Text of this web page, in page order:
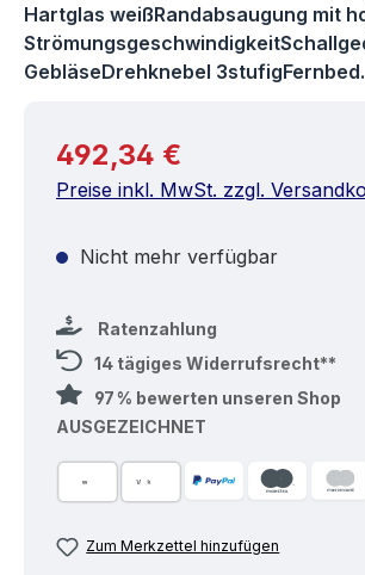
Hartglas weißRandabsaugung mit
GebläseDrehknebel
Regulärer Preis:
492,34 €
Preise inkl. MwSt. zzgl.
Nicht mehr verfügbar
Ratenzahlung
14 tägiges Widerrufsrecht**
97 % bewerten unseren Shop
AUSGEZEICHNET
Zum Merkzettel hinzufügen